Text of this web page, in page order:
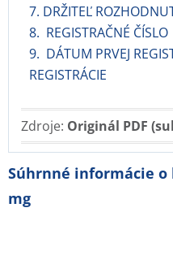
7. DRŽITEĽ
8. REGISTRAČNÉ ČÍSLO
9. DÁTUM PRVEJ
REGISTRÁCIE
Zdroje: Originál PDF
Súhrnné informácie
mg